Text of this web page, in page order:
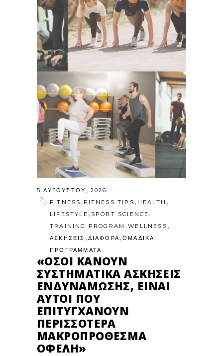
5 ΑΥΓΟΎΣΤΟΥ, 2026
FITNESS , FITNESS TIPS , HEALTH ,
LIFESTYLE , SPORT SCIENCE ,
TRAINING PROGRAM ,WELLNESS ,
ΑΣΚΗΣΕΙΣ , ΔΙΑΦΟΡΑ ,ΟΜΑΔΙΚΑ
ΠΡΟΓΡΑΜΜΑΤΑ
«ΌΣΟΙ ΚΆΝΟΥΝ
ΣΥΣΤΗΜΑΤΙΚΆ ΑΣΚΉΣΕΙΣ
ΕΝΔΥΝΆΜΩΣΗΣ, ΕΊΝΑΙ
ΑΥΤΟΊ ΠΟΥ
ΕΠΙΤΥΓΧΆΝΟΥΝ
ΠΕΡΙΣΣΌΤΕΡΑ
ΜΑΚΡΟΠΡΌΘΕΣΜΑ
ΟΦΈΛΗ»